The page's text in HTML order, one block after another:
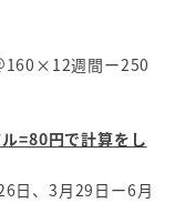
160×12週間ー250
=80円で計算をし
日、3月29日ー6月